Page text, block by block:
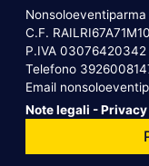
Nonsoloeventiparma
C.F.
P.IVA 03076420342
Telefono
Email
Note legali -